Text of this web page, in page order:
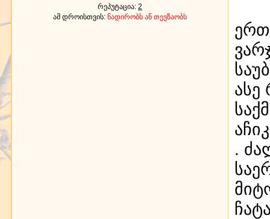
რეპუტაცია: 2
ამ დროისთვის: ნადირობს ან თევზაობს
ასე
.